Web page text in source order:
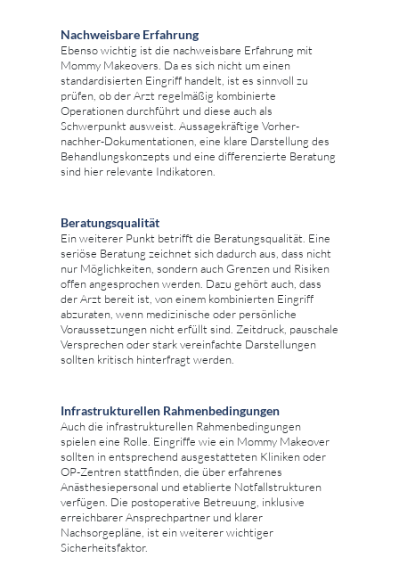
Nachweisbare Erfahrung
Ebenso wichtig ist die nachweisbare Erfahrung mit
Mommy Makeovers. Da es sich nicht um einen
standardisierten Eingriff handelt, ist es sinnvoll zu
prüfen, ob der Arzt regelmäßig kombinierte
Operationen durchführt und diese auch als
Schwerpunkt ausweist. Aussagekräftige Vorher-
nachher-Dokumentationen, eine klare Darstellung des
Behandlungskonzepts und eine differenzierte Beratung
sind hier relevante Indikatoren.
Beratungsqualität
Ein weiterer Punkt betrifft die Beratungsqualität. Eine
seriöse Beratung zeichnet sich dadurch aus, dass nicht
nur Möglichkeiten, sondern auch Grenzen und Risiken
offen angesprochen werden. Dazu gehört auch, dass
der Arzt bereit ist, von einem kombinierten Eingriff
abzuraten, wenn medizinische oder persönliche
Voraussetzungen nicht erfüllt sind. Zeitdruck, pauschale
Versprechen oder stark vereinfachte Darstellungen
sollten kritisch hinterfragt werden.
Infrastrukturellen Rahmenbedingungen
Auch die infrastrukturellen Rahmenbedingungen
spielen eine Rolle. Eingriffe wie ein Mommy Makeover
sollten in entsprechend ausgestatteten Kliniken oder
OP-Zentren stattfinden, die über erfahrenes
Anästhesiepersonal und etablierte Notfallstrukturen
verfügen. Die postoperative Betreuung, inklusive
erreichbarer Ansprechpartner und klarer
Nachsorgepläne, ist ein weiterer wichtiger
Sicherheitsfaktor.